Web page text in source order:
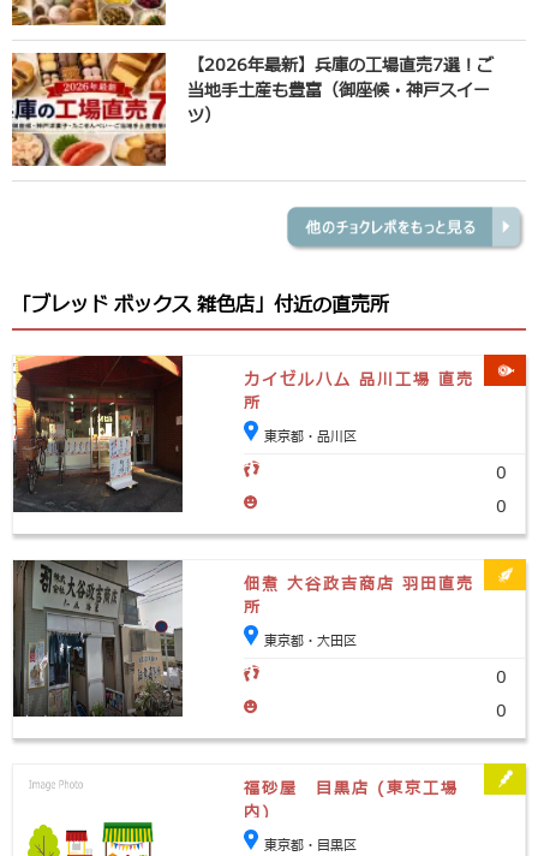
【2026年最新】兵庫の工場直売7選！ご
当地手土産も豊富（御座候・神戸スイー
ツ）
「ブレッド ボックス 雑色店」付近の直売所
カイゼルハム 品川工場 直売
所
東京都・品川区
0
0
佃煮 大谷政吉商店 羽田直売
所
東京都・大田区
0
0
福砂屋 目黒店 (東京工場
内)
東京都・目黒区